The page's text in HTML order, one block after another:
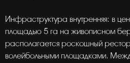
Инфраструктура внутренняя: в
площадью 5 га на живописном
располагается роскошный
волейбольными площадками.